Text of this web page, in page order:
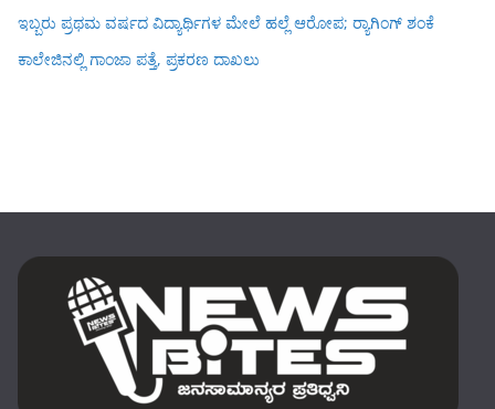
ಇಬ್ಬರು ಪ್ರಥಮ ವರ್ಷದ ವಿದ್ಯಾರ್ಥಿಗಳ ಮೇಲೆ ಹಲ್ಲೆ ಆರೋಪ; ರ‍್ಯಾಗಿಂಗ್ ಶಂಕೆ
ಕಾಲೇಜಿನಲ್ಲಿ ಗಾಂಜಾ ಪತ್ತೆ, ಪ್ರಕರಣ ದಾಖಲು